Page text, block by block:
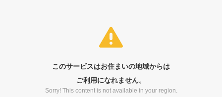
このサービスはお住まいの地域からは
ご利用になれません。
Sorry! This content is not available in your region.